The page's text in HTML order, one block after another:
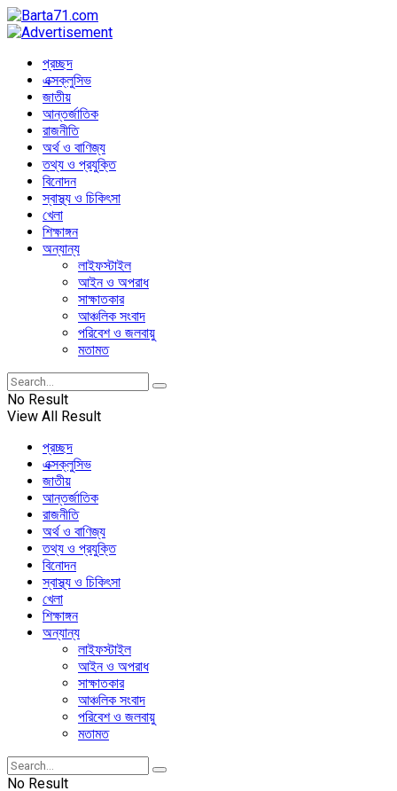
প্রচ্ছদ
এক্সক্লুসিভ
জাতীয়
আন্তর্জাতিক
রাজনীতি
অর্থ ও বাণিজ্য
তথ্য ও প্রযুক্তি
বিনোদন
স্বাস্থ্য ও চিকিৎসা
খেলা
শিক্ষাঙ্গন
অন্যান্য
লাইফস্টাইল
আইন ও অপরাধ
সাক্ষাতকার
আঞ্চলিক সংবাদ
পরিবেশ ও জলবায়ু
মতামত
No Result
View All Result
প্রচ্ছদ
এক্সক্লুসিভ
জাতীয়
আন্তর্জাতিক
রাজনীতি
অর্থ ও বাণিজ্য
তথ্য ও প্রযুক্তি
বিনোদন
স্বাস্থ্য ও চিকিৎসা
খেলা
শিক্ষাঙ্গন
অন্যান্য
লাইফস্টাইল
আইন ও অপরাধ
সাক্ষাতকার
আঞ্চলিক সংবাদ
পরিবেশ ও জলবায়ু
মতামত
No Result